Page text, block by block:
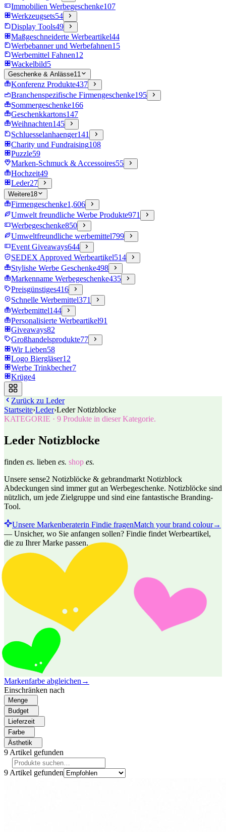
Immobilien Werbegeschenke107
Werkzeugsets54
Display Tools49
Maßgeschneiderte Werbeartikel44
Werbebanner und Werbefahnen15
Werbemittel Fahnen12
Wackelbild5
Geschenke & Anlässe11
Konferenz Produkte437
Branchenspezifische Firmengeschenke195
Sommergeschenke166
Geschenkkartons147
Weihnachten145
Schluesselanhaenger141
Charity und Fundraising108
Puzzle59
Marken-Schmuck & Accessoires55
Hochzeit49
Leder27
Weitere18
Firmengeschenke1,606
Umwelt freundliche Werbe Produkte971
Werbegeschenke850
Umweltfreundliche werbemittel799
Event Giveaways644
SEDEX Approved Werbeartikel514
Stylishe Werbe Geschenke498
Markenname Werbegeschenke435
Preisgünstiges416
Schnelle Werbemittel371
Werbemittel144
Personalisierte Werbeartikel91
Giveaways82
Großhandelsprodukte77
Wir Lieben58
Logo Biergläser12
Werbe Trinkbecher7
Krüge4
Zurück zu Leder
Startseite›Leder›Leder Notizblocke
KATEGORIE · 9 Produkte in dieser Kategorie.
Leder Notizblocke
finden es. lieben es. shop es.
Unsere sense2 Notizblöcke & gebrandmarkt Notizblock
Abdeckungen sind immer gut an Werbegeschenke. Notizblöcke sind
nützlich, um jede Zielgruppe und sind eine fantastische Branding-
Tool.
Unsere Markenberaterin Findie fragenMatch your brand colour→
— Unsicher, wo Sie anfangen sollen? Findie findet Werbeartikel,
die zu Ihrer Marke passen.
Markenfarbe abgleichen →
Einschränken nach
Menge
Budget
Lieferzeit
Farbe
Ästhetik
9 Artikel gefunden
9 Artikel gefunden